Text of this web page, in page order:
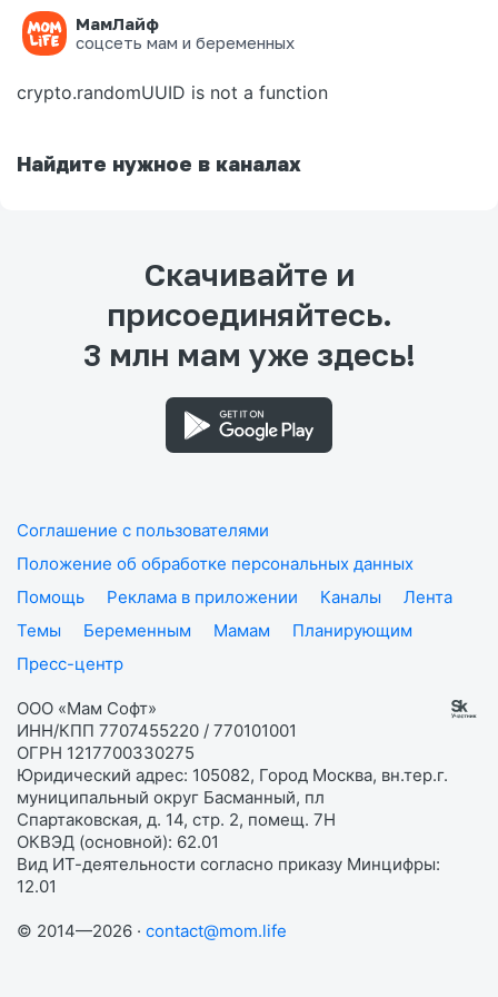
МамЛайф
соцсеть мам и беременных
Ошибка на странице
crypto.randomUUID is not a function
Найдите нужное в каналах
Скачивайте и
присоединяйтесь.
3 млн мам уже здесь!
Соглашение с пользователями
Положение об обработке персональных данных
Помощь
Реклама в приложении Каналы
Лента
Темы
Беременным Мамам
Планирующим
Пресс-центр
ООО «Мам Софт»
ИНН/КПП 7707455220 / 770101001
ОГРН 1217700330275
Юридический адрес: 105082, Город Москва, вн.тер.г.
муниципальный округ Басманный, пл
Спартаковская, д. 14, стр. 2, помещ. 7Н
ОКВЭД (основной): 62.01
Вид ИТ-деятельности согласно приказу Минцифры:
12.01
© 2014—2026 · contact@mom.life